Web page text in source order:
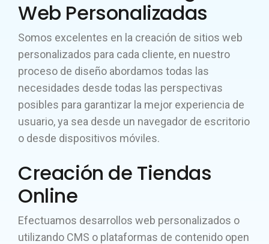
Web Personalizadas
Somos excelentes en la creación de sitios web
personalizados para cada cliente, en nuestro
proceso de diseño abordamos todas las
necesidades desde todas las perspectivas
posibles para garantizar la mejor experiencia de
usuario, ya sea desde un navegador de escritorio
o desde dispositivos móviles.
Creación de Tiendas
Online
Efectuamos desarrollos web personalizados o
utilizando CMS o plataformas de contenido open